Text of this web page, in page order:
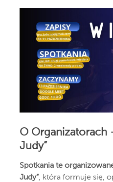
O Organizatorach
Judy”
Spotkania te
Judy”, która formuje się,